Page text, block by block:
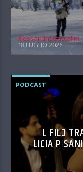
Alessandro Boccalini
18 LUGLIO 2026
PODCAST
IL FILO
LICIA